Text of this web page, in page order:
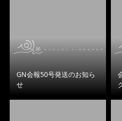
GN会報50号発送のお知ら
せ